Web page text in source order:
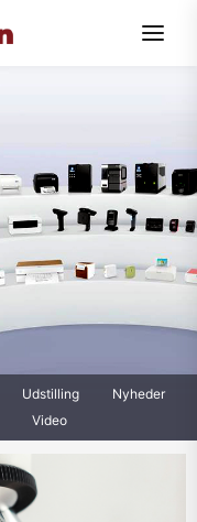
Udstilling
Nyheder
Video